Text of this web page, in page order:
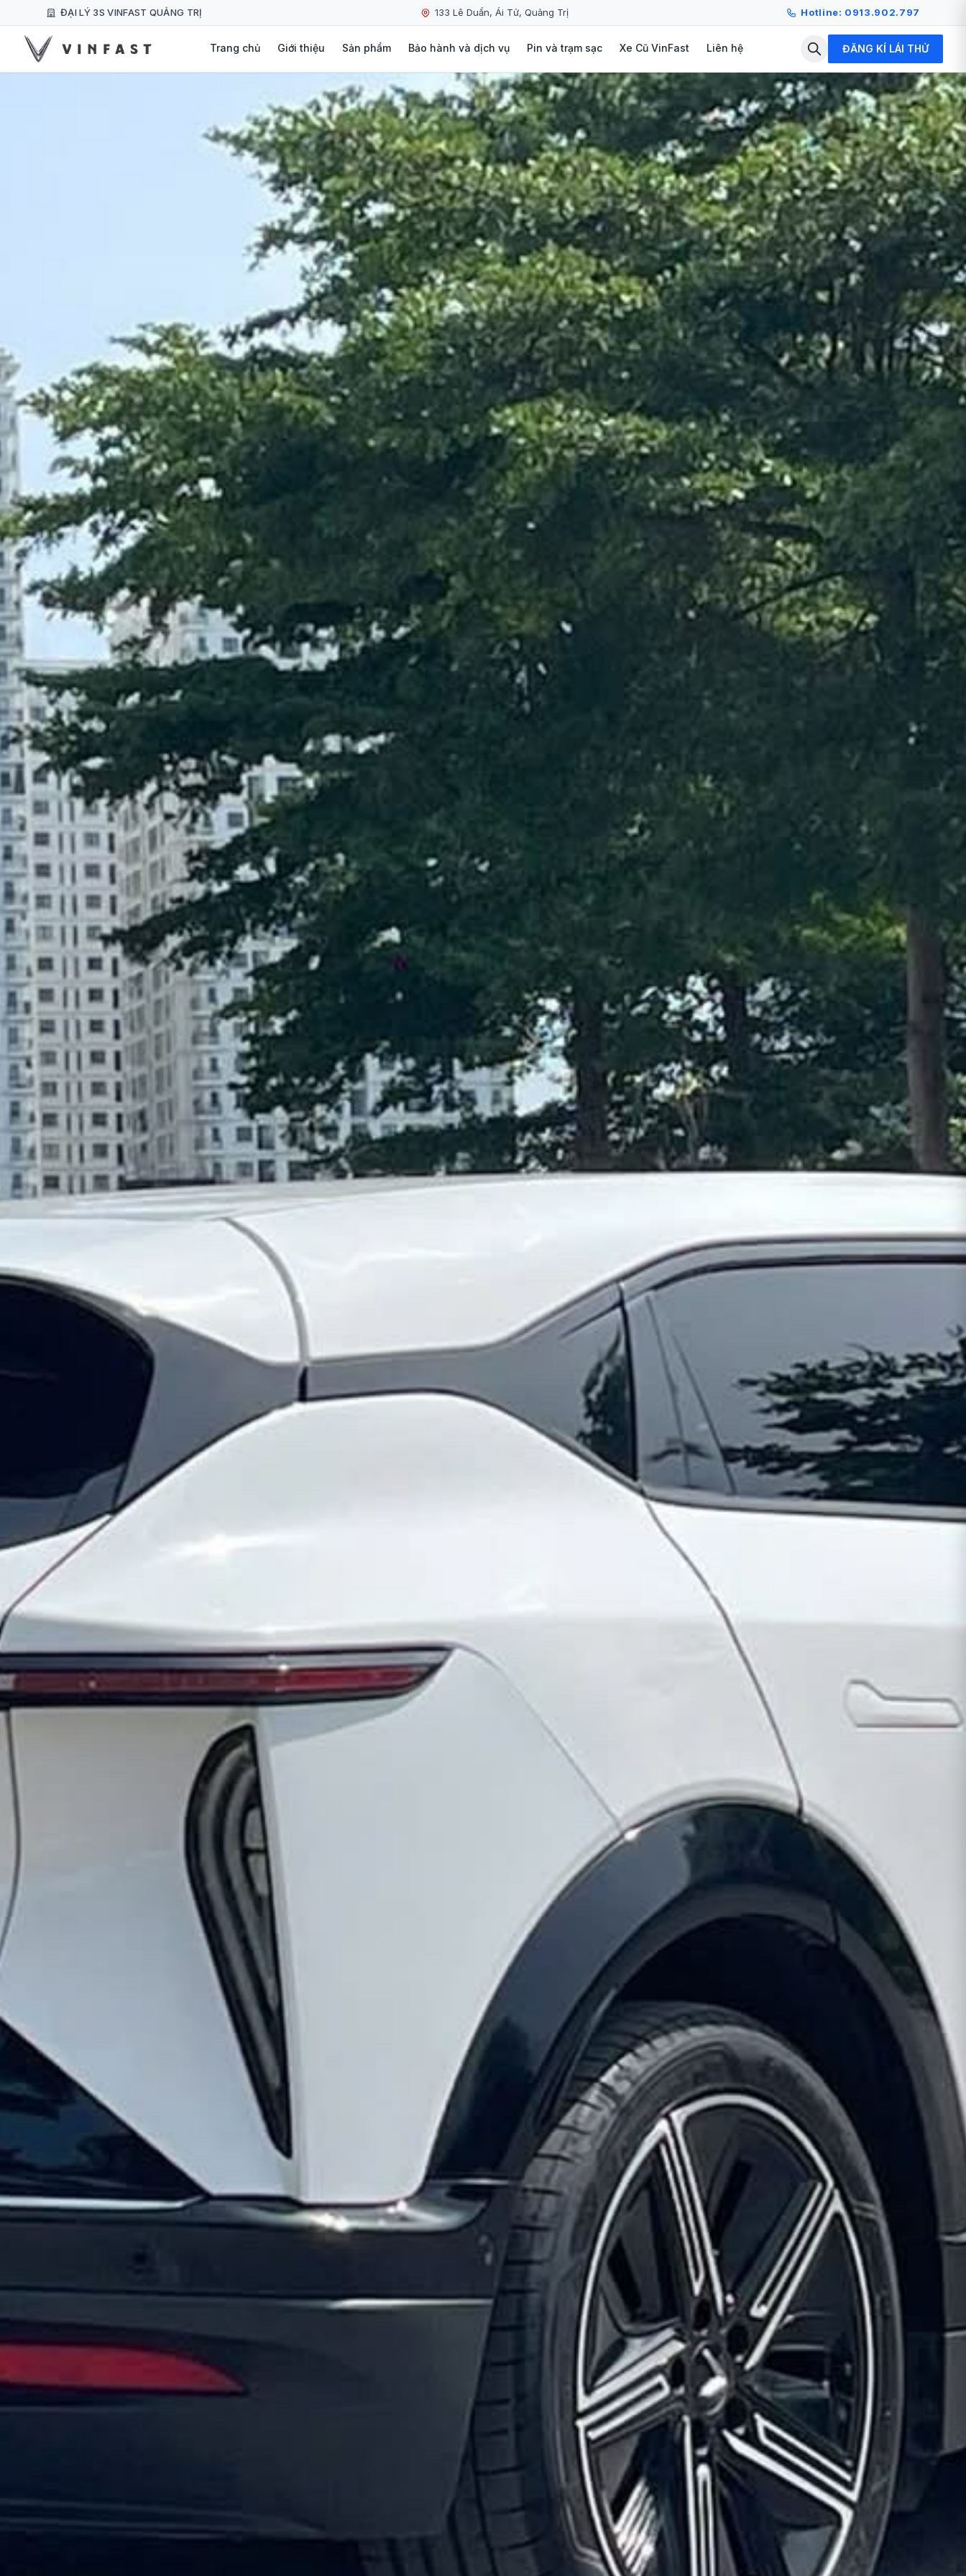
ĐẠI LÝ 3S VINFAST QUẢNG TRỊ 133 Lê Duẩn, Ái Tử, Quảng Trị Hotline: 0913.902.797
Trang chủ Giới thiệu Sản phẩm Bảo hành và dịch vụ Pin và trạm sạc Xe Cũ VinFast Liên hệ ĐĂNG KÍ LÁI THỬ
VinFast VF 5 Plus VinFast VF 8 VinFast VF 9 Hệ thống trạm sạc Chính sách bảo hành